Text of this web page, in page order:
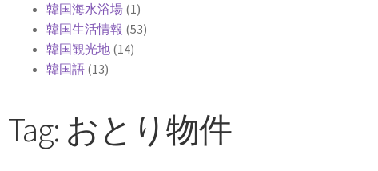
韓国海水浴場 (1)
韓国生活情報 (53)
韓国観光地 (14)
韓国語 (13)
Tag: おとり物件